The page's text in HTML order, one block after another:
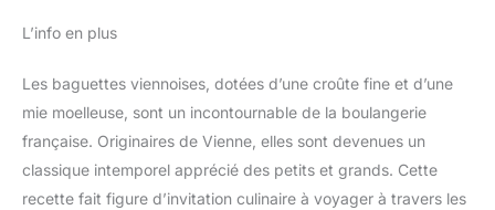
L’info en plus
Les baguettes viennoises, dotées d’une croûte fine et d’une
mie moelleuse, sont un incontournable de la boulangerie
française. Originaires de Vienne, elles sont devenues un
classique intemporel apprécié des petits et grands. Cette
recette fait figure d’invitation culinaire à voyager à travers les